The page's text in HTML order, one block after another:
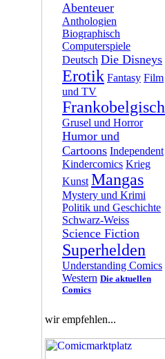
Abenteuer
Anthologien
Biographisch
Computerspiele
Deutsch Die Disneys
Erotik Fantasy Film
und TV
Frankobelgisch
Grusel und Horror
Humor und
Cartoons Independent
Kindercomics Krieg
Kunst Mangas
Mystery und Krimi
Politik und Geschichte
Schwarz-Weiss
Science Fiction
Superhelden
Understanding Comics
Western Die aktuellen
Comics
wir empfehlen...